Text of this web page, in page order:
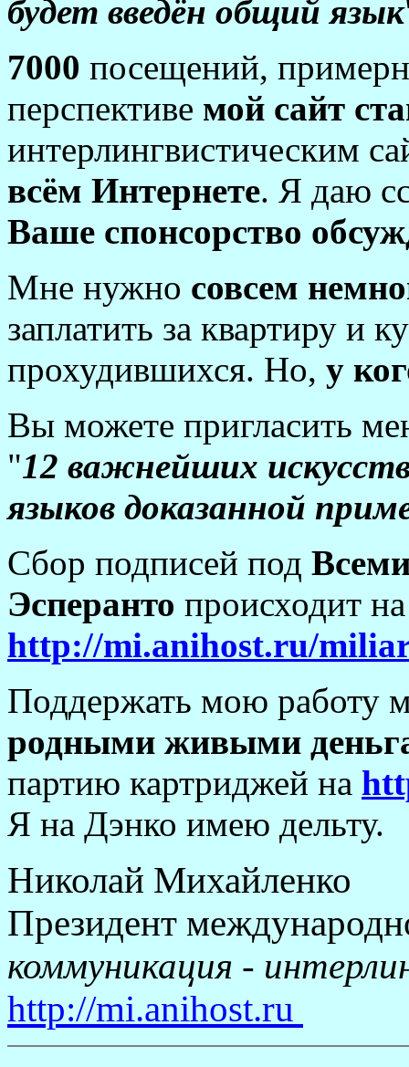
будет введён общий язык
7000 посещений,
перспективе мой сайт
интерлингвистическим
всём Интернете. Я даю
Ваше спонсорство
Мне нужно совсем
заплатить за квартиру и
прохудившихся. Но, у
Вы можете пригласить
"12 важнейших
языков доказанной
Сбор подписей под
Эсперанто происходит
http://mi.anihost.ru/
Поддержать мою работу
родными живыми
партию картриджей на
Я на Дэнко имею дельту.
Николай Михайленко
Президент
коммуникация -
http://mi.anihost.ru